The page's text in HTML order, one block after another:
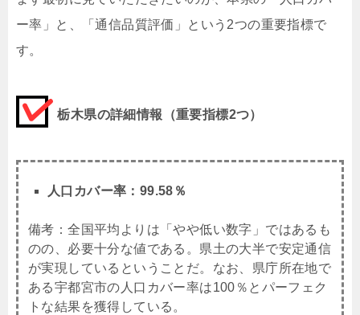
ー率」と、「通信品質評価」という2つの重要指標で
す。
栃木県の詳細情報（重要指標2つ）
人口カバー率：99.58％
備考：全国平均よりは「やや低い数字」ではあるも
のの、必要十分な値である。県土の大半で安定通信
が実現しているということだ。なお、県庁所在地で
ある宇都宮市の人口カバー率は100％とパーフェク
トな結果を獲得している。